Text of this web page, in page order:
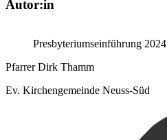
Autor:in
Presbyteriumseinführung 2024
Pfarrer Dirk Thamm
Ev. Kirchengemeinde Neuss-Süd